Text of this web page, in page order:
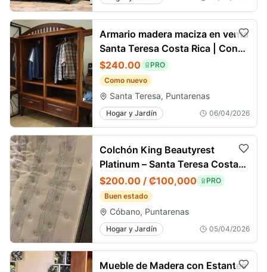
Armario madera maciza en venta
Santa Teresa Costa Rica | Con
espejos, como nuevo
$240.00
PRO
Como nuevo
Santa Teresa, Puntarenas
Hogar y Jardín 06/04/2026
Colchón King Beautyrest
Platinum – Santa Teresa Costa
Rica
$200.00 / ₡100,000
PRO
Buen estado
Cóbano, Puntarenas
Hogar y Jardín 05/04/2026
Mueble de Madera con Estantes